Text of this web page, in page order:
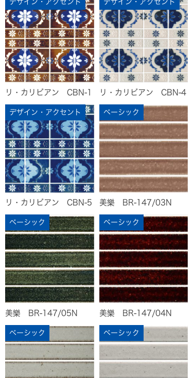
リ・カリビアン CBN-1
デザイン・アクセント
リ・カリビアン CBN-4
デザイン・アクセント
リ・カリビアン CBN-5
デザイン・アクセント
美樂 BR-147/03N
ベーシック
美樂 BR-147/05N
ベーシック
美樂 BR-147/04N
ベーシック
ベーシック ベーシック